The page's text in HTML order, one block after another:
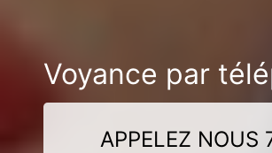
Voyance par
APPELEZ NOUS